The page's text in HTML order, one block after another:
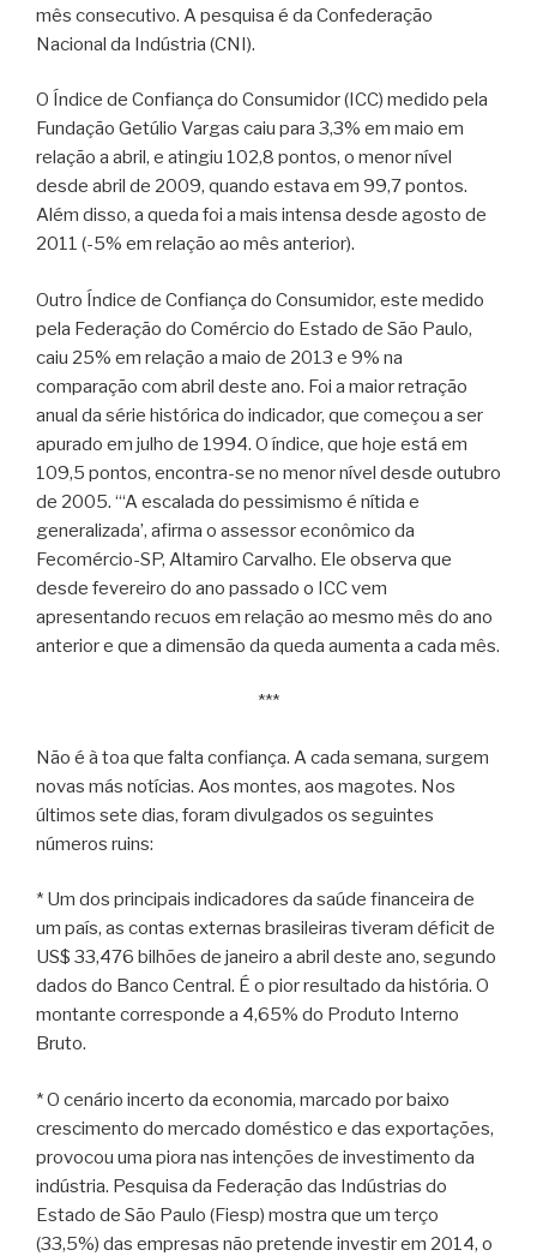
mês consecutivo. A pesquisa é da Confederação
Nacional da Indústria (CNI).
O Índice de Confiança do Consumidor (ICC) medido pela
Fundação Getúlio Vargas caiu para 3,3% em maio em
relação a abril, e atingiu 102,8 pontos, o menor nível
desde abril de 2009, quando estava em 99,7 pontos.
Além disso, a queda foi a mais intensa desde agosto de
2011 (-5% em relação ao mês anterior).
Outro Índice de Confiança do Consumidor, este medido
pela Federação do Comércio do Estado de São Paulo,
caiu 25% em relação a maio de 2013 e 9% na
comparação com abril deste ano. Foi a maior retração
anual da série histórica do indicador, que começou a ser
apurado em julho de 1994. O índice, que hoje está em
109,5 pontos, encontra-se no menor nível desde outubro
de 2005. “‘A escalada do pessimismo é nítida e
generalizada’, afirma o assessor econômico da
Fecomércio-SP, Altamiro Carvalho. Ele observa que
desde fevereiro do ano passado o ICC vem
apresentando recuos em relação ao mesmo mês do ano
anterior e que a dimensão da queda aumenta a cada mês.
***
Não é à toa que falta confiança. A cada semana, surgem
novas más notícias. Aos montes, aos magotes. Nos
últimos sete dias, foram divulgados os seguintes
números ruins:
* Um dos principais indicadores da saúde financeira de
um país, as contas externas brasileiras tiveram déficit de
US$ 33,476 bilhões de janeiro a abril deste ano, segundo
dados do Banco Central. É o pior resultado da história. O
montante corresponde a 4,65% do Produto Interno
Bruto.
* O cenário incerto da economia, marcado por baixo
crescimento do mercado doméstico e das exportações,
provocou uma piora nas intenções de investimento da
indústria. Pesquisa da Federação das Indústrias do
Estado de São Paulo (Fiesp) mostra que um terço
(33,5%) das empresas não pretende investir em 2014, o